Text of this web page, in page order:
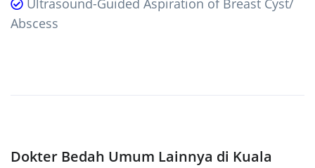
Ultrasound-Guided Aspiration of Breast Cyst/
Abscess
Dokter Bedah Umum Lainnya di Kuala